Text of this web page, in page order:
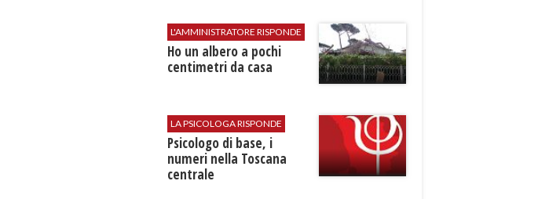
L'AMMINISTRATORE RISPONDE
Ho un albero a pochi
centimetri da casa
LA PSICOLOGA RISPONDE
Psicologo di base, i
numeri nella Toscana
centrale